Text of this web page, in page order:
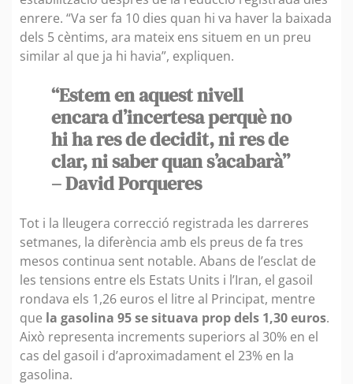
enrere. “Va ser fa 10 dies quan hi va haver la baixada
dels 5 cèntims, ara mateix ens situem en un preu
similar al que ja hi havia”, expliquen.
“Estem en aquest nivell
encara d’incertesa perquè no
hi ha res de decidit, ni res de
clar, ni saber quan s’acabarà”
– David Porqueres
Tot i la lleugera correcció registrada les darreres
setmanes, la diferència amb els preus de fa tres
mesos continua sent notable. Abans de l’esclat de
les tensions entre els Estats Units i l’Iran, el gasoil
rondava els 1,26 euros el litre al Principat, mentre
que la gasolina 95 se situava prop dels 1,30 euros.
Això representa increments superiors al 30% en el
cas del gasoil i d’aproximadament el 23% en la
gasolina.